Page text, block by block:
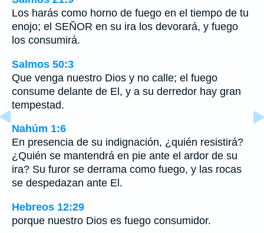
Los harás como horno de fuego en el tiempo de tu
enojo; el SEÑOR en su ira los devorará, y fuego
los consumirá.
Salmos 50:3
Que venga nuestro Dios y no calle; el fuego
consume delante de El, y a su derredor hay gran
tempestad.
Nahúm 1:6
En presencia de su indignación, ¿quién resistirá?
¿Quién se mantendrá en pie ante el ardor de su
ira? Su furor se derrama como fuego, y las rocas
se despedazan ante El.
Hebreos 12:29
porque nuestro Dios es fuego consumidor.